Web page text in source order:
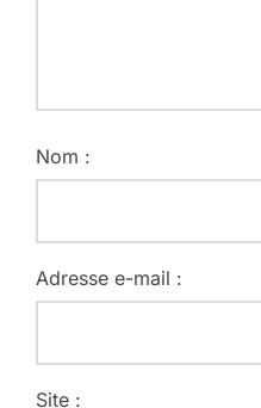
Nom :
Adresse e-mail :
Site :